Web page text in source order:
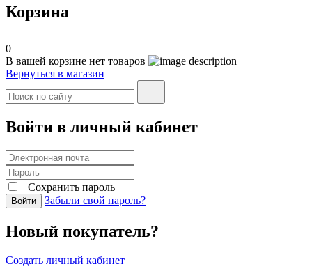
Корзина
0
В вашей корзине нет товаров
Вернуться в магазин
Войти в личный кабинет
Сохранить пароль
Войти Забыли свой пароль?
Новый покупатель?
Создать личный кабинет